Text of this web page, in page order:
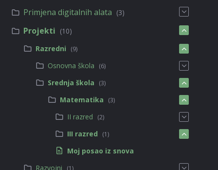
Primjena digitalnih alata (3)
Projekti (10)
Razredni
(9)
Osnovna škola (6)
Srednja škola (3)
Matematika (3)
II razred (2)
III razred (1)
Moj posao iz snova
Razvojni
(1)